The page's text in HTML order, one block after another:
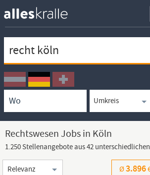
Ortssuche
Umkreissuche
Arbeitsform
Rechtswesen Jobs in Köln
1.250 Stellenangebote aus 42
Sortierung
Ø3.896